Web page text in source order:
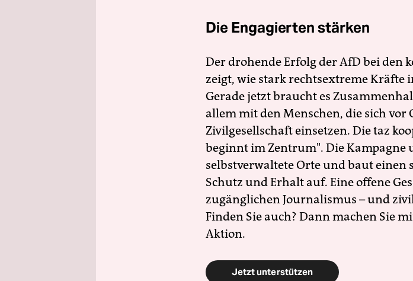
Die Engagierten stärken
Der drohende Erfolg der AfD bei den
zeigt, wie stark rechtsextreme Kräfte
Gerade jetzt braucht es
allem mit den Menschen, die sich vor
Zivilgesellschaft einsetzen. Die taz
beginnt im Zentrum". Die Kampagne
selbstverwaltete Orte und baut einen
Schutz und Erhalt auf. Eine offene
zugänglichen Journalismus – und
Finden Sie auch? Dann machen Sie
Aktion.
Jetzt unterstützen